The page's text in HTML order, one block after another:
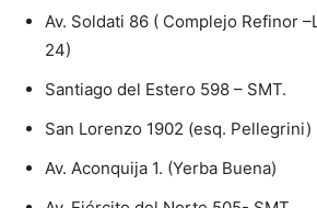
Av. Soldati 86 ( Complejo Refinor
24)
Santiago del Estero 598 – SMT.
San Lorenzo 1902 (esq. Pellegrini)
Av. Aconquija 1. (Yerba Buena)